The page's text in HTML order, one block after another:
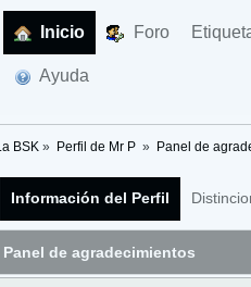
Inicio Foro
Ayuda
La BSK » Perfil de Mr P » Panel de
Información del Perfil
Panel de agradecimientos